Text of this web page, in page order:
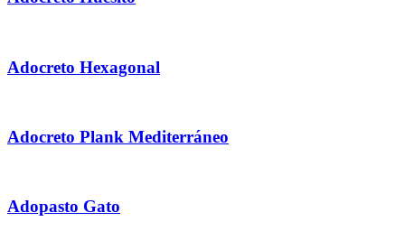
Adocreto Hexagonal
Adocreto Plank Mediterráneo
Adopasto Gato